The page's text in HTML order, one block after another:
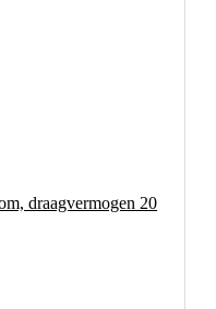
draagvermogen 20